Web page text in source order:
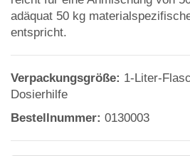
adäquat 50 kg
entspricht.
Verpackungsgröße: 1-Liter-
Dosierhilfe
Bestellnummer: 0130003